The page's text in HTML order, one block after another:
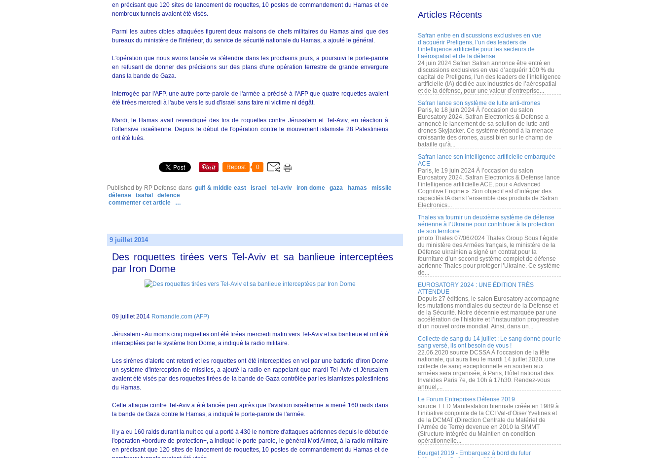
en précisant que 120 sites de lancement de roquettes, 10 postes de commandement du Hamas et de
nombreux tunnels avaient été visés.
Parmi les autres cibles attaquées figurent deux maisons de chefs militaires du Hamas ainsi que des
bureaux du ministère de l'Intérieur, du service de sécurité nationale du Hamas, a ajouté le général.
L'opération que nous avons lancée va s'étendre dans les prochains jours, a poursuivi le porte-parole
en refusant de donner des précisions sur des plans d'une opération terrestre de grande envergure
dans la bande de Gaza.
Interrogée par l'AFP, une autre porte-parole de l'armée a précisé à l'AFP que quatre roquettes avaient
été tirées mercredi à l'aube vers le sud d'Israël sans faire ni victime ni dégât.
Mardi, le Hamas avait revendiqué des tirs de roquettes contre Jérusalem et Tel-Aviv, en réaction à
l'offensive israélienne. Depuis le début de l'opération contre le mouvement islamiste 28 Palestiniens
ont été tués.
Repost 0
Published by RP Defense dans gulf & middle east israel tel-aviv iron dome gaza hamas
missile
défense
tsahal
defence
commenter cet article
…
9 juillet 2014
Des roquettes tirées vers Tel-Aviv et sa banlieue interceptées
par Iron Dome
09 juillet 2014 Romandie.com (AFP)
Jérusalem - Au moins cinq roquettes ont été tirées mercredi matin vers Tel-Aviv et sa banlieue et ont été
interceptées par le système Iron Dome, a indiqué la radio militaire.
Les sirènes d'alerte ont retenti et les roquettes ont été interceptées en vol par une batterie d'Iron Dome
un système d'interception de missiles, a ajouté la radio en rappelant que mardi Tel-Aviv et Jérusalem
avaient été visés par des roquettes tirées de la bande de Gaza contrôlée par les islamistes palestiniens
du Hamas.
Cette attaque contre Tel-Aviv a été lancée peu après que l'aviation israélienne a mené 160 raids dans
la bande de Gaza contre le Hamas, a indiqué le porte-parole de l'armée.
Il y a eu 160 raids durant la nuit ce qui a porté à 430 le nombre d'attaques aériennes depuis le début de
l'opération +bordure de protection+, a indiqué le porte-parole, le général Moti Almoz, à la radio militaire
en précisant que 120 sites de lancement de roquettes, 10 postes de commandement du Hamas et de
Articles Récents
Safran entre en discussions exclusives en vue
d’acquérir Preligens, l’un des leaders de
l’intelligence artificielle pour les secteurs de
l’aérospatial et de la défense
24 juin 2024 Safran Safran annonce être entré en
discussions exclusives en vue d’acquérir 100 % du
capital de Preligens, l’un des leaders de l’intelligence
artificielle (IA) dédiée aux industries de l’aérospatial
et de la défense, pour une valeur d’entreprise...
Safran lance son système de lutte anti-drones
Paris, le 18 juin 2024 À l’occasion du salon
Eurosatory 2024, Safran Electronics & Defense a
annoncé le lancement de sa solution de lutte anti-
drones Skyjacker. Ce système répond à la menace
croissante des drones, aussi bien sur le champ de
bataille qu’à...
Safran lance son intelligence artificielle embarquée
ACE
Paris, le 19 juin 2024 À l’occasion du salon
Eurosatory 2024, Safran Electronics & Defense lance
l’intelligence artificielle ACE, pour « Advanced
Cognitive Engine ». Son objectif est d’intégrer des
capacités IA dans l’ensemble des produits de Safran
Electronics...
Thales va fournir un deuxième système de défense
aérienne à l’Ukraine pour contribuer à la protection
de son territoire
photo Thales 07/06/2024 Thales Group Sous l’égide
du ministère des Armées français, le ministère de la
Défense ukrainien a signé un contrat pour la
fourniture d’un second système complet de défense
aérienne Thales pour protéger l’Ukraine. Ce système
de...
EUROSATORY 2024 : UNE ÉDITION TRÈS
ATTENDUE
Depuis 27 éditions, le salon Eurosatory accompagne
les mutations mondiales du secteur de la Défense et
de la Sécurité. Notre décennie est marquée par une
accélération de l’histoire et l’instauration progressive
d’un nouvel ordre mondial. Ainsi, dans un...
Collecte de sang du 14 juillet : Le sang donné pour le
sang versé, ils ont besoin de vous !
22.06.2020 source DCSSA À l'occasion de la fête
nationale, qui aura lieu le mardi 14 juillet 2020, une
collecte de sang exceptionnelle en soutien aux
armées sera organisée, à Paris, Hôtel national des
Invalides Paris 7e, de 10h à 17h30. Rendez-vous
annuel,...
Le Forum Entreprises Défense 2019
source: FED Manifestation biennale créée en 1989 à
l’initiative conjointe de la CCI Val-d’Oise/ Yvelines et
de la DCMAT (Direction Centrale du Matériel de
l’Armée de Terre) devenue en 2010 la SIMMT
(Structure Intégrée du Maintien en condition
opérationnelle...
Bourget 2019 - Embarquez à bord du futur